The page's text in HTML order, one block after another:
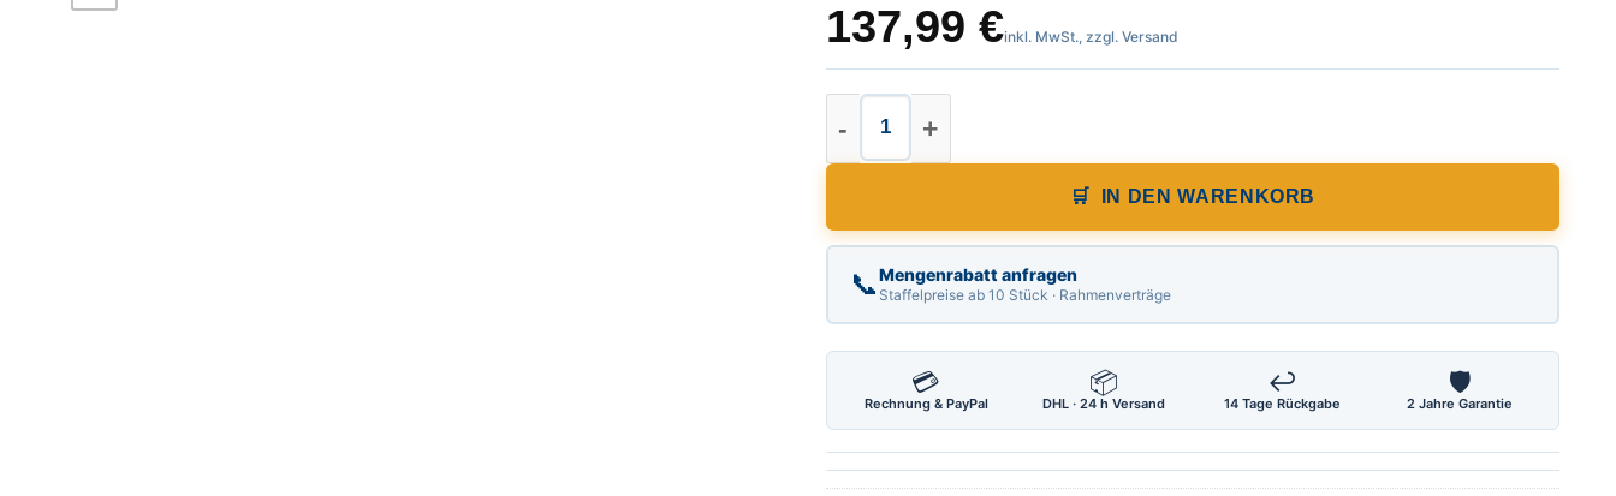
137,99 €inkl. MwSt., zzgl. Versand
Starrer Maßstab von links nach rechts, nichtrostender Stahl,
IN DEN WARENKORB
📞Mengenrabatt anfragen
Staffelpreise ab 10 Stück · Rahmenverträge
💳
Rechnung & PayPal
📦
DHL · 24 h Versand
↩
14 Tage Rückgabe
🛡
2 Jahre Garantie